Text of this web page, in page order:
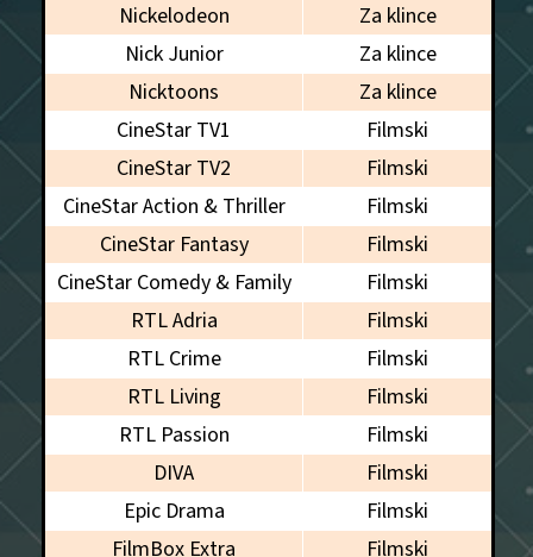
Nickelodeon
Za klince
Nick Junior
Za klince
Nicktoons
Za klince
CineStar TV1
Filmski
CineStar TV2
Filmski
CineStar Action & Thriller
Filmski
CineStar Fantasy
Filmski
CineStar Comedy & Family
Filmski
RTL Adria
Filmski
RTL Crime
Filmski
RTL Living
Filmski
RTL Passion
Filmski
DIVA
Filmski
Epic Drama
Filmski
FilmBox Extra
Filmski